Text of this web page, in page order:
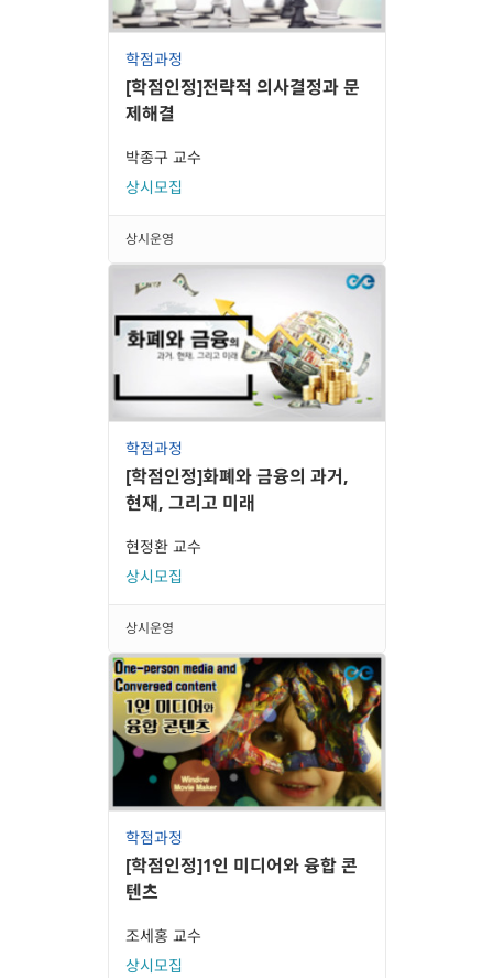
학점과정
[학점인정]전략적 의사결정과 문
제해결
박종구 교수
상시모집
상시운영
학점과정
[학점인정]화폐와 금융의 과거,
현재, 그리고 미래
현정환 교수
상시모집
상시운영
학점과정
[학점인정]1인 미디어와 융합 콘
텐츠
조세홍 교수
상시모집